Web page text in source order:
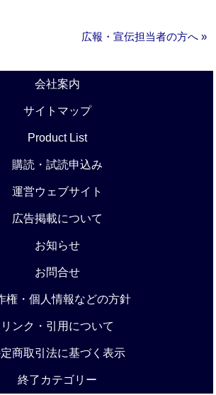
広報・宣伝担当者の方へ »
会社案内
サイトマップ
Product List
購読・試読申込み
運営ウェブサイト
広告掲載について
お知らせ
お問合せ
権・個人情報などの方針
リンク・引用について
商取引法に基づく表示
終了カテゴリー